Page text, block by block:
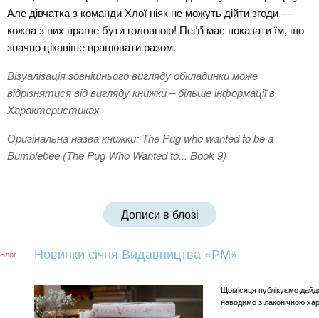
Але дівчатка з команди Хлої ніяк не можуть дійти згоди —
кожна з них прагне бути головною! Пеґґі має показати їм, що
значно цікавіше працювати разом.
Візуалізація зовнішнього вигляду обкладинки може
відрізнятися від вигляду книжки – більше інформації в
Характеристиках
Оригінальна назва книжки: The Pug who wanted to be a
Bumblebee (The Pug Who Wanted to... Book 9)
Дописи в блозі
Блог Новинки січня Видавництва «РМ»
Щомісяця публікуємо
наводимо з лаконічною